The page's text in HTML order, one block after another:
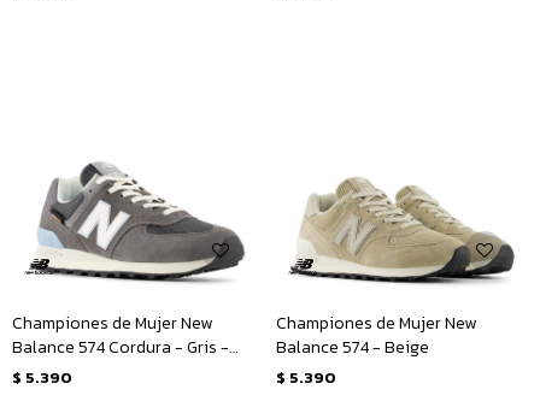
Championes de Mujer New
Balance 574 Cordura - Gris -
Blanco
$ 5.390
Championes de Mujer New
Balance 574 - Beige
$ 5.390